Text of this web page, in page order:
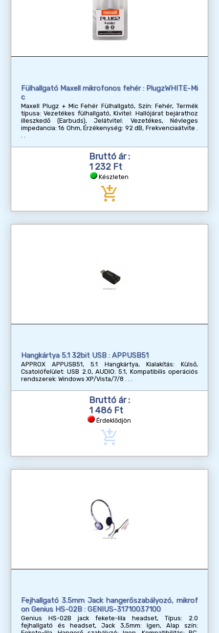
Fülhallgató Maxell mikrofonos fehér : PlugzWHITE-Mi
c
Maxell Plugz + Mic Fehér Fülhallgató, Szín: Fehér, Termék
típusa: Vezetékes fülhallgató, Kivitel: Hallójárat bejárathoz
illeszkedő (Earbuds), Jelátvitel: Vezetékes, Névleges
impedancia: 16 Ohm, Érzékenység: 92 dB, Frekvenciaátvite
Bruttó ár :
1 232 Ft
Készleten
add_shopping_cart
Hangkártya 5.1 32bit USB : APPUSB51
APPROX APPUSB51, 5.1 Hangkártya, Kialakítás: Külső,
Csatolófelület: USB 2.0, AUDIO: 5.1, Kompatibilis operációs
rendszerek: Windows XP/Vista/7/8
Bruttó ár :
1 486 Ft
Érdeklődjön
add_shopping_cart
Fejhallgató 3.5mm Jack hangerőszabályozó, mikrof
on Genius HS-02B : GENIUS-31710037100
Genius HS-02B jack fekete-lila headset, Típus: 2.0
fejhallgató és headset, Jack 3,5mm: Igen, Alap szín: